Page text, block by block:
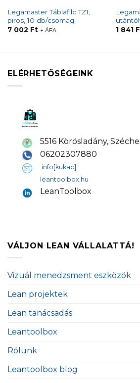
Legamaster Táblafilc TZ1,
piros, 10 db/csomag
7 002 Ft + ÁFA
1 841
ELÉRHETŐSÉGEINK
5516 Körösladány,
06202307880
info[kukac]
leantoolbox.hu
LeanToolbox
VÁLJON LEAN VÁLLALATTÁ!
Vizuál menedzsment eszközök
Lean projektek
Lean tanácsadás
Leantoolbox
Rólunk
Leantoolbox blog